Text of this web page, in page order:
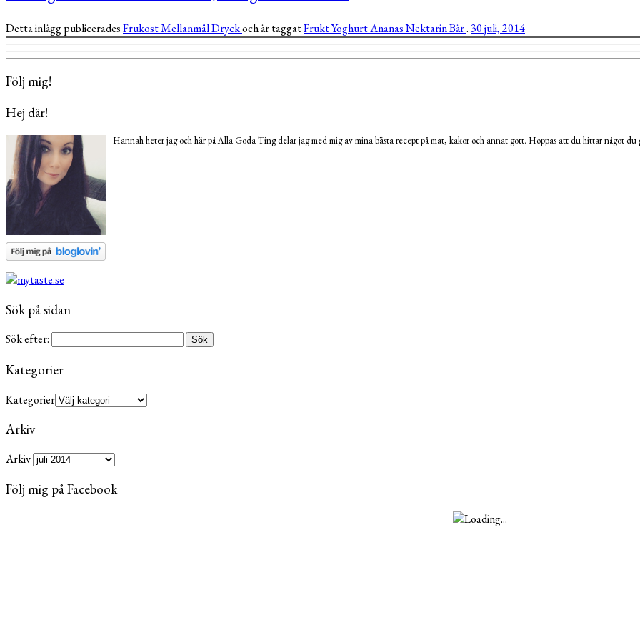
Detta inlägg publiceradesFrukostMellanmålDryckoch är taggatFruktYoghurtAnanasNektarinBär. 30 juli, 2014
Följ mig!
Hej där!
Hannah heter jag och här på Alla Goda Ting delar jag med mig av mina bästa recept på mat, kakor och annat gott. Hoppas att du hittar något du
Sök på sidan
Sök efter:
Kategorier
Kategorier
Arkiv
Arkiv
Följ mig på Facebook